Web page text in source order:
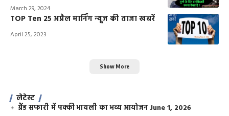
March 29, 2024
TOP Ten 25 अप्रैल मार्निंग न्यूज की ताजा खबरें
April 25, 2023
Show More
लेटेस्ट
ग्रैंड सफारी में पक्की भायली का भव्य आयोजन June 1, 2026